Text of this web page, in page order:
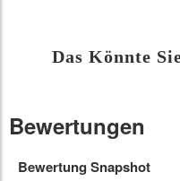
Das Könnte
Bewertungen
Bewertung Snapshot